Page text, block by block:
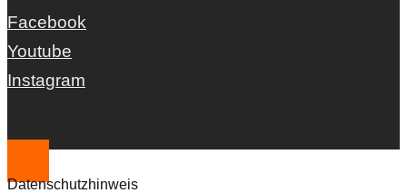
Facebook
Youtube
Instagram
Datenschutzhinweis